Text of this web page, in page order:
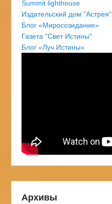
Summit lighthouse
Издательский дом "Астрея"
Блог «Миросозидание»
Газета "Свет Истины"
Блог «Луч Истины»
Архивы